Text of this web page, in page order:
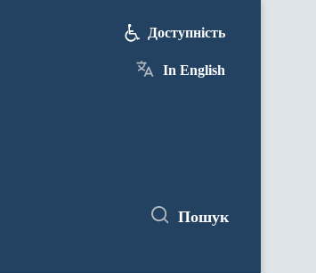
Доступність
In English
Пошук